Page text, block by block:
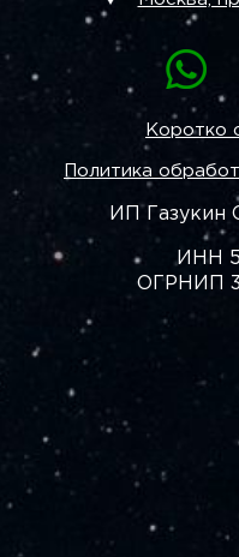
Коротко
Политика
ИП Газукин
ИНН
ОГРНИП